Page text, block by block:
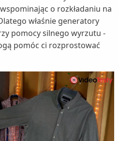
o rozkładaniu na
właśnie generatory
pomocy silnego wyrzutu -
pomóc ci rozprostować